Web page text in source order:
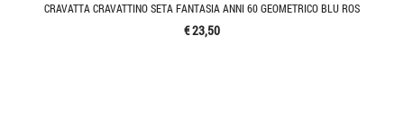
CRAVATTA CRAVATTINO SETA FANTASIA ANNI 60 GEOMETRICO BLU ROS
€ 23,50